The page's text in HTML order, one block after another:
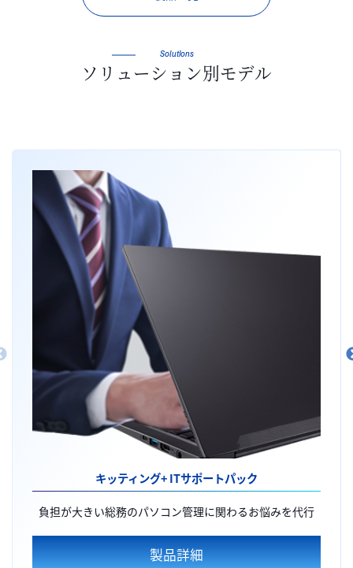
Solutions
ソリューション別モデル
キッティング+ITサポートパック
負担が大きい総務のパソコン管理に関わるお悩みを代行
製品詳細